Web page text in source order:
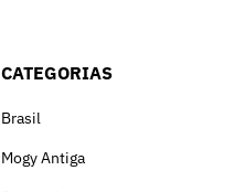
CATEGORIAS
Brasil
Mogy Antiga